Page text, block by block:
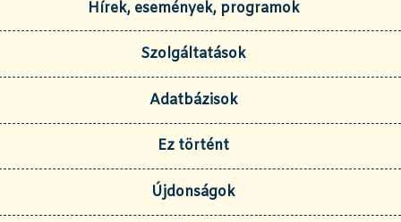
Hírek, események, programok
Szolgáltatások
Adatbázisok
Ez történt
Újdonságok